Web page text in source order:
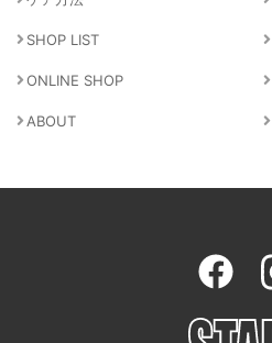
SHOP LIST
ONLINE SHOP
ABOUT